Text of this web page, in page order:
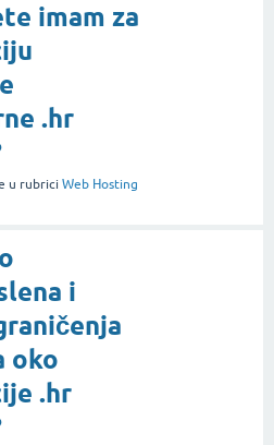
imam za
.hr
u rubrici Web Hosting
i
oko
.hr